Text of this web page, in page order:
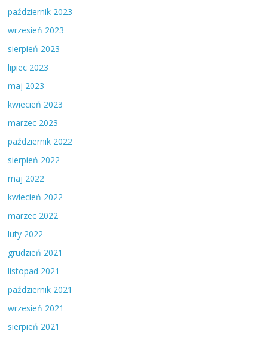
październik 2023
wrzesień 2023
sierpień 2023
lipiec 2023
maj 2023
kwiecień 2023
marzec 2023
październik 2022
sierpień 2022
maj 2022
kwiecień 2022
marzec 2022
luty 2022
grudzień 2021
listopad 2021
październik 2021
wrzesień 2021
sierpień 2021